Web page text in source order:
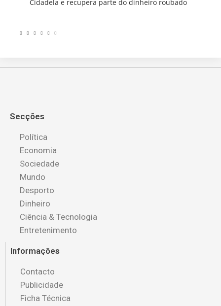
Cidadela e recupera parte do dinheiro roubado
Secções
Política
Economia
Sociedade
Mundo
Desporto
Dinheiro
Ciência & Tecnologia
Entretenimento
Informações
Contacto
Publicidade
Ficha Técnica